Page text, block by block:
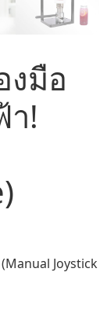
งมือ
า!
Joystick